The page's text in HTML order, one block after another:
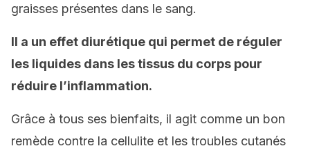
graisses présentes dans le sang.
Il a un effet diurétique qui permet de réguler
les liquides dans les tissus du corps pour
réduire l’inflammation.
Grâce à tous ses bienfaits, il agit comme un bon
remède contre la cellulite et les troubles cutanés